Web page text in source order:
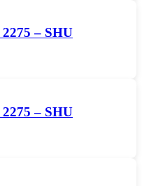
– SHU
– SHU